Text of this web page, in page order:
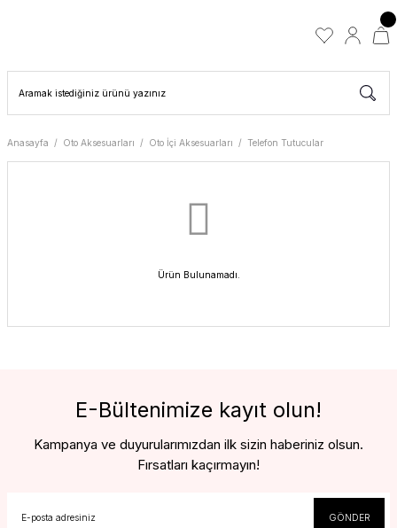
Anasayfa Oto Aksesuarları Oto İçi Aksesuarları Telefon Tutucular
Ürün Bulunamadı.
E-Bültenimize kayıt olun!
Kampanya ve duyurularımızdan ilk sizin haberiniz olsun.
Fırsatları kaçırmayın!
GÖNDER